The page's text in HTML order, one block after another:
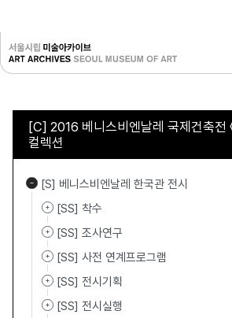
[C] 2016 베니스비엔날레 국제건축전
컬렉션
[S] 베니스비엔날레 한국관 전시
[SS] 착수
[SS] 조사연구
[SS] 사전 연계프로그램
[SS] 전시기획
[SS] 전시실행